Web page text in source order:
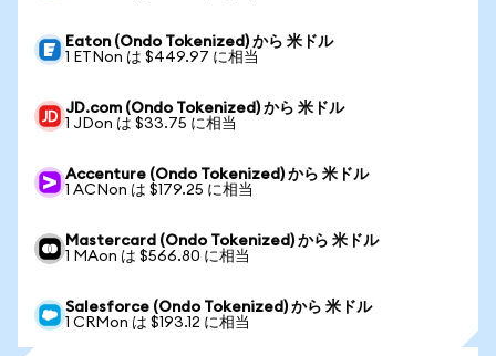
Eaton (Ondo Tokenized) から 米ドル
1 ETNon は $449.97 に相当
JD.com (Ondo Tokenized) から 米ドル
1 JDon は $33.75 に相当
Accenture (Ondo Tokenized) から 米ドル
1 ACNon は $179.25 に相当
Mastercard (Ondo Tokenized) から 米ドル
1 MAon は $566.80 に相当
Salesforce (Ondo Tokenized) から 米ドル
1 CRMon は $193.12 に相当